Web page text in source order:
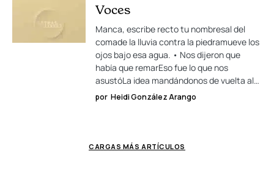
Voces
Manca, escribe recto tu nombresal del
comade la lluvia contra la piedramueve los
ojos bajo esa agua. • Nos dijeron que
había que remarEso fue lo que nos
asustóLa idea mandándonos de vuelta al…
por Heidi González Arango
CARGAS MÁS ARTÍCULOS